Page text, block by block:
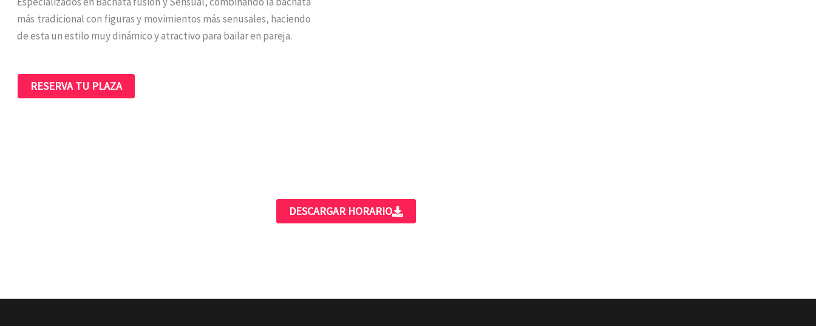
más tradicional con figuras y movimientos más senusales, haciendo
de esta un estilo muy dinámico y atractivo para bailar en pareja.
RESERVA TU PLAZA
DESCARGAR HORARIO